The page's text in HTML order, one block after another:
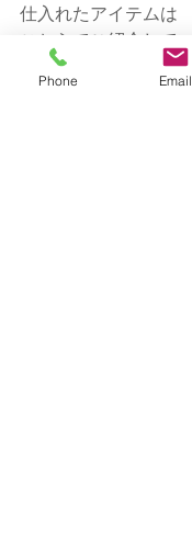
仕入れたアイテムは
Phone Email